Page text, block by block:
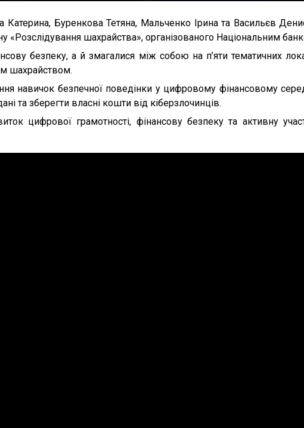
Буренкова Тетяна, Мальченко Ірина та Васильєв
шахрайства», організованого Національним
безпеку, а й змагалися між собою на п’яти тематичних
шахрайством.
навичок безпечної поведінки у цифровому фінансовому
та зберегти власні кошти від кіберзлочинців.
цифрової грамотності, фінансову безпеку та активну